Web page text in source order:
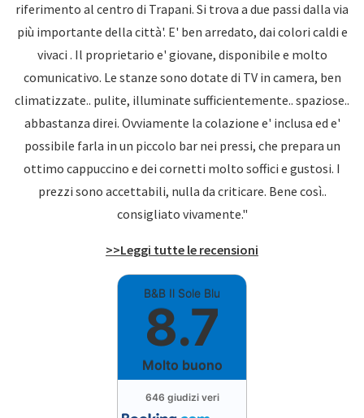
riferimento al centro di Trapani. Si trova a due passi dalla via
più importante della città'. E' ben arredato, dai colori caldi e
vivaci . Il proprietario e' giovane, disponibile e molto
comunicativo. Le stanze sono dotate di TV in camera, ben
climatizzate.. pulite, illuminate sufficientemente.. spaziose..
abbastanza direi. Ovviamente la colazione e' inclusa ed e'
possibile farla in un piccolo bar nei pressi, che prepara un
ottimo cappuccino e dei cornetti molto soffici e gustosi. I
prezzi sono accettabili, nulla da criticare. Bene così..
consigliato vivamente."
>>Leggi tutte le recensioni
B&B Il Sole Blu
8.7
Molto buono
646 giudizi veri